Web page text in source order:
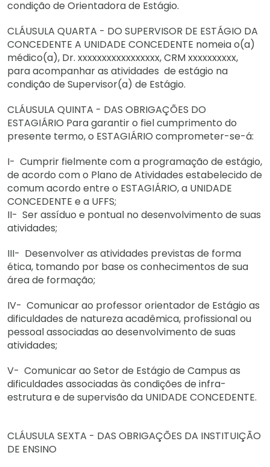
condição de Orientadora de Estágio.
CLÁUSULA QUARTA - DO SUPERVISOR DE ESTÁGIO DA
CONCEDENTE A UNIDADE CONCEDENTE nomeia o(a)
médico(a), Dr. xxxxxxxxxxxxxxxxx, CRM xxxxxxxxxx,
para acompanhar as atividades de estágio na
condição de Supervisor(a) de Estágio.
CLÁUSULA QUINTA - DAS OBRIGAÇÕES DO
ESTAGIÁRIO Para garantir o fiel cumprimento do
presente termo, o ESTAGIÁRIO comprometer-se-á:
I- Cumprir fielmente com a programação de estágio,
de acordo com o Plano de Atividades estabelecido de
comum acordo entre o ESTAGIÁRIO, a UNIDADE
CONCEDENTE e a UFFS;
II- Ser assíduo e pontual no desenvolvimento de suas
atividades;
III- Desenvolver as atividades previstas de forma
ética, tomando por base os conhecimentos de sua
área de formação;
IV- Comunicar ao professor orientador de Estágio as
dificuldades de natureza acadêmica, profissional ou
pessoal associadas ao desenvolvimento de suas
atividades;
V- Comunicar ao Setor de Estágio de Campus as
dificuldades associadas às condições de infra-
estrutura e de supervisão da UNIDADE CONCEDENTE.
CLÁUSULA SEXTA - DAS OBRIGAÇÕES DA INSTITUIÇÃO
DE ENSINO